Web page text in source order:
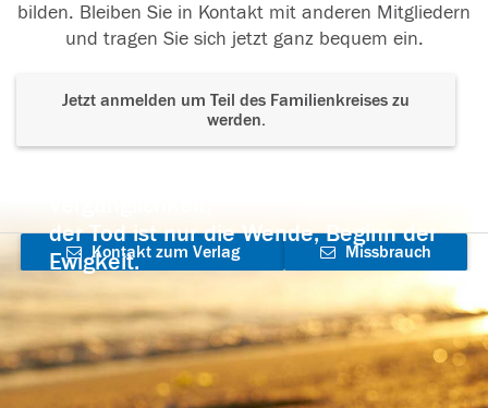
bilden. Bleiben Sie in Kontakt mit anderen Mitgliedern
und tragen Sie sich jetzt ganz bequem ein.
Jetzt anmelden um Teil des Familienkreises zu
werden.
der Tod ist nur die Wende, Beginn der
Ewigkeit.
Kontakt zum Verlag
aufnehmen
Missbrauch